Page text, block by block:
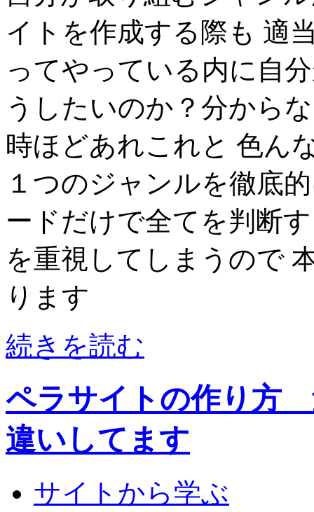
イトを作成する際も 適
ってやっている内に自
うしたいのか？分から
時ほどあれこれと 色ん
１つのジャンルを徹底
ードだけで全てを判断
を重視してしまうので
ります
続きを読む
ペラサイトの作り方
違いしてます
サイトから学ぶ